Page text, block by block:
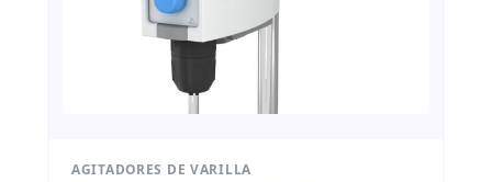
AGITADORES DE VARILLA